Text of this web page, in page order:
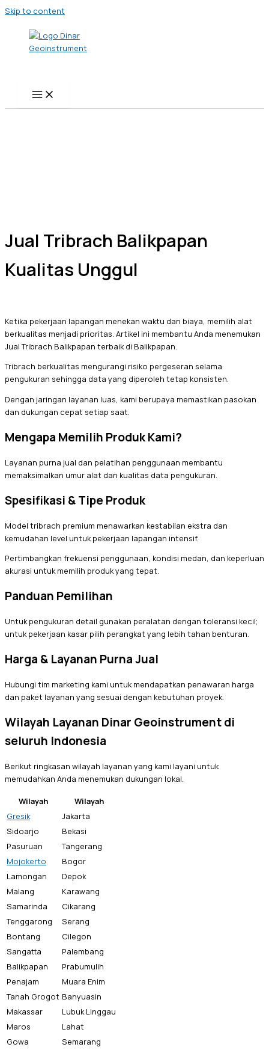
Skip to content
Jual Tribrach Balikpapan
Kualitas Unggul
Ketika pekerjaan lapangan menekan waktu dan biaya, memilih alat
berkualitas menjadi prioritas. Artikel ini membantu Anda menemukan
Jual Tribrach Balikpapan terbaik di Balikpapan.
Tribrach berkualitas mengurangi risiko pergeseran selama
pengukuran sehingga data yang diperoleh tetap konsisten.
Dengan jaringan layanan luas, kami berupaya memastikan pasokan
dan dukungan cepat setiap saat.
Mengapa Memilih Produk Kami?
Layanan purna jual dan pelatihan penggunaan membantu
memaksimalkan umur alat dan kualitas data pengukuran.
Spesifikasi & Tipe Produk
Model tribrach premium menawarkan kestabilan ekstra dan
kemudahan level untuk pekerjaan lapangan intensif.
Pertimbangkan frekuensi penggunaan, kondisi medan, dan keperluan
akurasi untuk memilih produk yang tepat.
Panduan Pemilihan
Untuk pengukuran detail gunakan peralatan dengan toleransi kecil;
untuk pekerjaan kasar pilih perangkat yang lebih tahan benturan.
Harga & Layanan Purna Jual
Hubungi tim marketing kami untuk mendapatkan penawaran harga
dan paket layanan yang sesuai dengan kebutuhan proyek.
Wilayah Layanan Dinar Geoinstrument di
seluruh Indonesia
Berikut ringkasan wilayah layanan yang kami layani untuk
memudahkan Anda menemukan dukungan lokal.
Wilayah
Wilayah
Gresik
Jakarta
Sidoarjo
Bekasi
Pasuruan
Tangerang
Mojokerto
Bogor
Lamongan
Depok
Malang
Karawang
Samarinda
Cikarang
Tenggarong
Serang
Bontang
Cilegon
Sangatta
Palembang
Balikpapan
Prabumulih
Penajam
Muara Enim
Tanah Grogot Banyuasin
Makassar
Lubuk Linggau
Maros
Lahat
Gowa
Semarang